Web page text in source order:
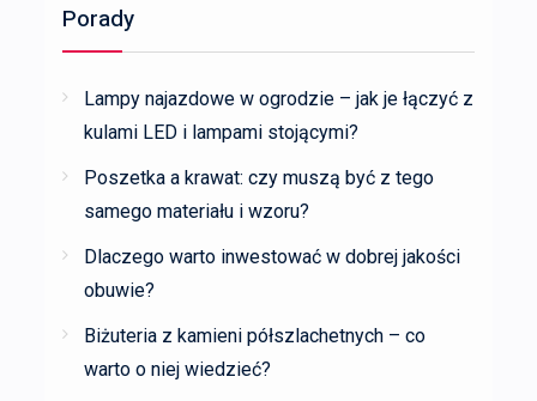
Porady
Lampy najazdowe w ogrodzie – jak je łączyć z
kulami LED i lampami stojącymi?
Poszetka a krawat: czy muszą być z tego
samego materiału i wzoru?
Dlaczego warto inwestować w dobrej jakości
obuwie?
Biżuteria z kamieni półszlachetnych – co
warto o niej wiedzieć?